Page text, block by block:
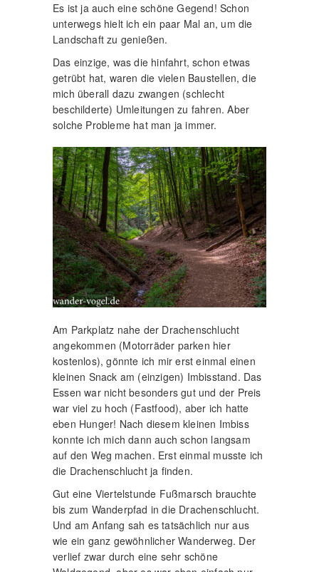
Es ist ja auch eine schöne Gegend! Schon
unterwegs hielt ich ein paar Mal an, um die
Landschaft zu genießen.
Das einzige, was die hinfahrt, schon etwas
getrübt hat, waren die vielen Baustellen, die
mich überall dazu zwangen (schlecht
beschilderte) Umleitungen zu fahren. Aber
solche Probleme hat man ja immer.
Am Parkplatz nahe der Drachenschlucht
angekommen (Motorräder parken hier
kostenlos), gönnte ich mir erst einmal einen
kleinen Snack am (einzigen) Imbisstand. Das
Essen war nicht besonders gut und der Preis
war viel zu hoch (Fastfood), aber ich hatte
eben Hunger! Nach diesem kleinen Imbiss
konnte ich mich dann auch schon langsam
auf den Weg machen. Erst einmal musste ich
die Drachenschlucht ja finden.
Gut eine Viertelstunde Fußmarsch brauchte
bis zum Wanderpfad in die Drachenschlucht.
Und am Anfang sah es tatsächlich nur aus
wie ein ganz gewöhnlicher Wanderweg. Der
verlief zwar durch eine sehr schöne